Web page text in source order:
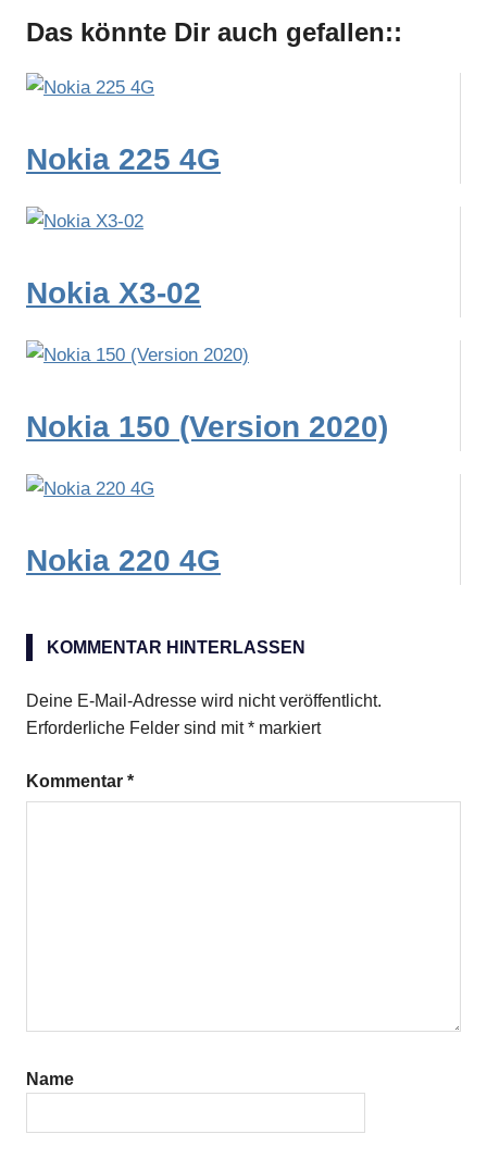
Das könnte Dir auch gefallen::
Nokia 225 4G
Nokia X3-02
Nokia 150 (Version 2020)
Nokia 220 4G
KOMMENTAR HINTERLASSEN
Deine E-Mail-Adresse wird nicht veröffentlicht.
Erforderliche Felder sind mit* markiert
Kommentar *
Name